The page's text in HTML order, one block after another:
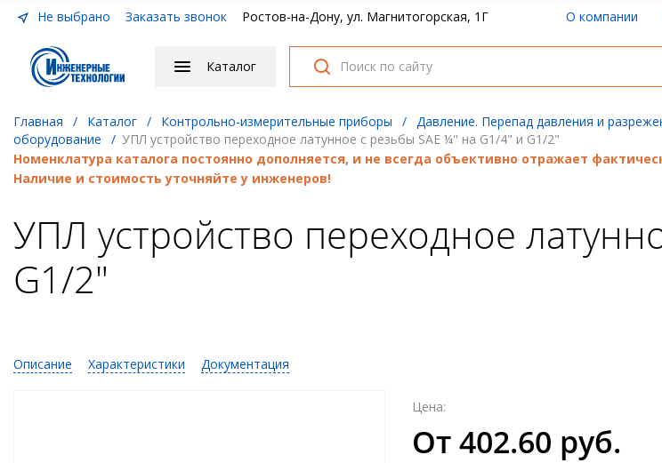
Не выбрано Заказать звонок Ростов-на-Дону, ул. Магнитогорская, 1Г О компании
Каталог
Главная / Каталог / Контрольно-измерительные приборы / Давление. Перепад давления и
оборудование
/ УПЛ устройство переходное латунное с резьбы SAE ¼" на G1/4" и G1/2"
Номенклатура каталога постоянно дополняется, и не всегда объективно отражает
Наличие и стоимость уточняйте у инженеров!
УПЛ устройство переходное
G1/2"
Описание Характеристики Документация
Цена:
От 402.60 руб.